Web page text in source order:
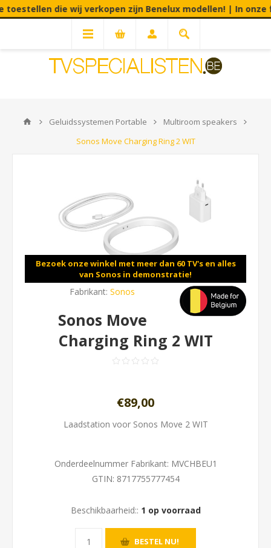
die wij verkopen zijn Benelux modellen! | In onze
Geluidssystemen Portable
Multiroom speakers
Sonos Move Charging Ring 2 WIT
Bezoek onze winkel met meer dan 60 TV's en alles
van Sonos in demonstratie!
Fabrikant: Sonos
Sonos Move
Charging Ring 2 WIT
€89,00
Laadstation voor Sonos Move 2 WIT
Onderdeelnummer Fabrikant: MVCHBEU1
GTIN: 8717755777454
Beschikbaarheid:: 1 op voorraad